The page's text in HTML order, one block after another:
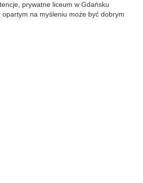
prywatne liceum w Gdańsku
opartym na myśleniu może być dobrym